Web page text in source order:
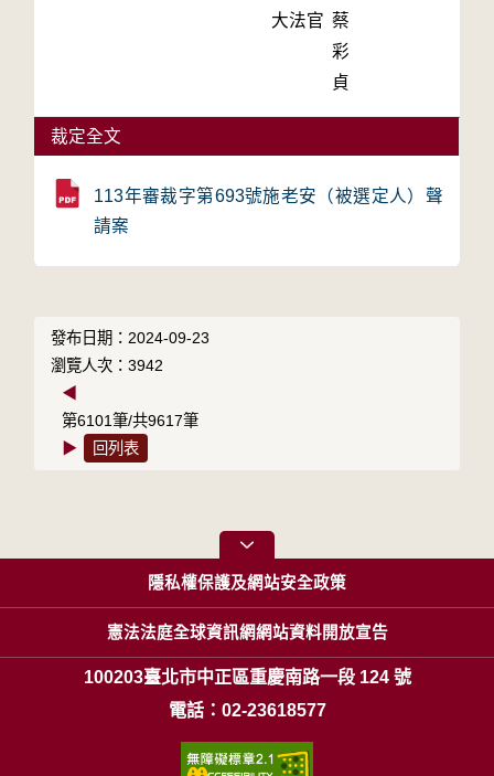
大法官 蔡
彩
貞
裁定全文
113年審裁字第693號施老安（被選定人）聲
請案
發布日期：2024-09-23
瀏覽人次：3942
◀
第6101筆/共9617筆
▶
回列表
隱私權保護及網站安全政策
憲法法庭全球資訊網網站資料開放宣告
100203臺北市中正區重慶南路一段 124 號
電話：02-23618577